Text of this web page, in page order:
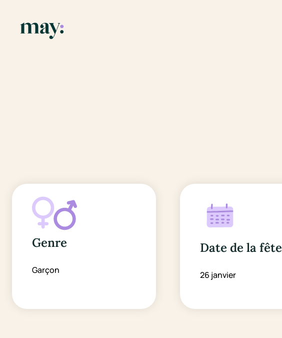
Genre
Garçon
Date de la fête
26 janvier